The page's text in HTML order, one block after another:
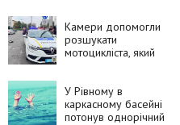
Камери допомогли
розшукати
мотоцикліста, який
У Рівному в
каркасному басейні
потонув однорічний